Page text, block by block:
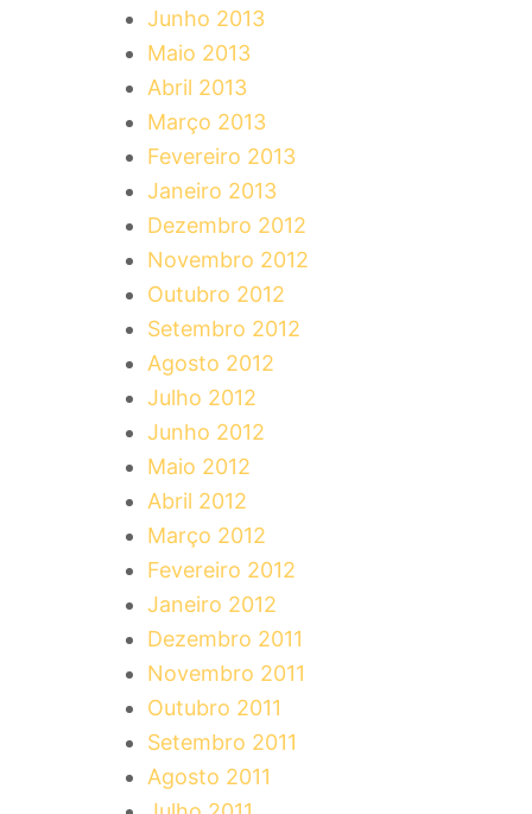
Junho 2013
Maio 2013
Abril 2013
Março 2013
Fevereiro 2013
Janeiro 2013
Dezembro 2012
Novembro 2012
Outubro 2012
Setembro 2012
Agosto 2012
Julho 2012
Junho 2012
Maio 2012
Abril 2012
Março 2012
Fevereiro 2012
Janeiro 2012
Dezembro 2011
Novembro 2011
Outubro 2011
Setembro 2011
Agosto 2011